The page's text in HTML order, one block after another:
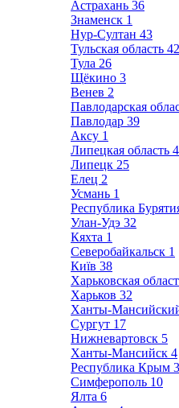
Астрахань 36
Знаменск 1
Нур-Султан 43
Тульская область 42
Тула 26
Щёкино 3
Венев 2
Павлодарская
Павлодар 39
Аксу 1
Липецкая область
Липецк 25
Елец 2
Усмань 1
Республика
Улан-Удэ 32
Кяхта 1
Северобайкальск 1
Київ 38
Харьковская
Харьков 32
Ханты-
Сургут 17
Нижневартовск 5
Ханты-Мансийск 4
Республика Крым
Симферополь 10
Ялта 6